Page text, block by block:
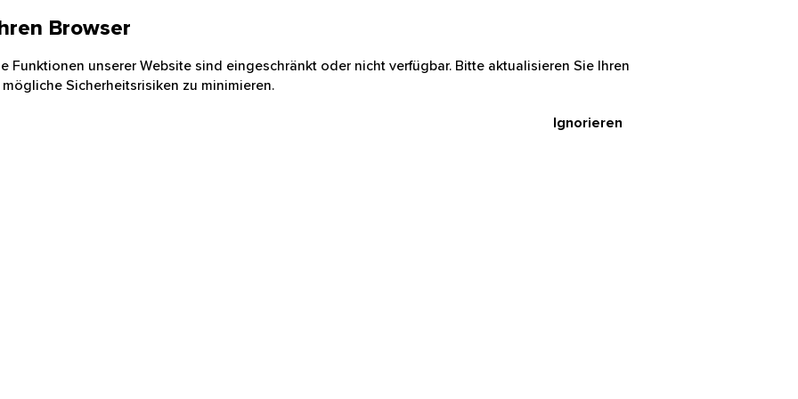
Browser
Funktionen unserer Website sind eingeschränkt oder nicht verfügbar. Bitte aktualisieren Sie Ihren
Sicherheitsrisiken zu minimieren.
Ignorieren